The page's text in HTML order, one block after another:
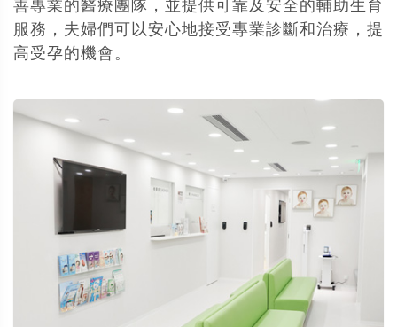
善專業的醫療團隊，並提供可靠及安全的輔助生育
服務，夫婦們可以安心地接受專業診斷和治療，提
高受孕的機會。